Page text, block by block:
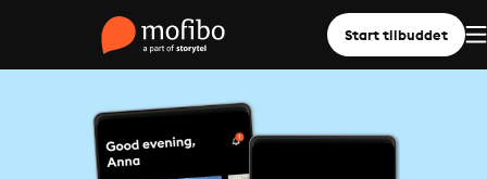
Start tilbuddet